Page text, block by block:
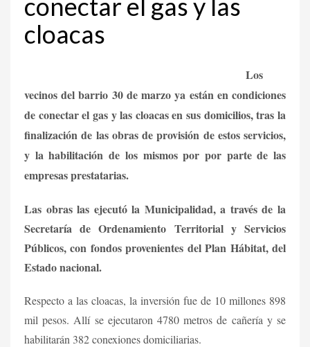
cloacas
Los
vecinos del barrio 30 de marzo ya están en condiciones
de conectar el gas y las cloacas en sus domicilios, tras la
finalización de las obras de provisión de estos servicios,
y la habilitación de los mismos por por parte de las
empresas prestatarias.
Las obras las ejecutó la Municipalidad, a través de la
Secretaría de Ordenamiento Territorial y Servicios
Públicos, con fondos provenientes del Plan Hábitat, del
Estado nacional.
Respecto a las cloacas, la inversión fue de 10 millones 898
mil pesos. Allí se ejecutaron 4780 metros de cañería y se
habilitarán 382 conexiones domiciliarias.